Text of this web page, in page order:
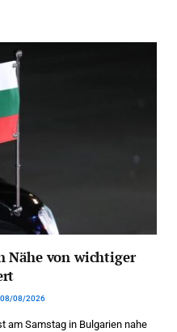
Nähe von wichtiger
08/08/2026
am Samstag in Bulgarien nahe